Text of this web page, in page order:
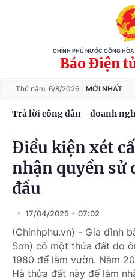
CHÍNH PHỦ NƯỚC CỘNG
Báo Điện
Thứ năm, 6/8/2026 MỚI NHẤT
Trả lời công dân - doanh
Điều kiện xét
nhận quyền sử
đầu
17/04/2025 07:02
(Chinhphu.vn) - Gia đình
Sơn) có một thửa đất do
1980 để làm vườn. Năm
Hà thửa đất này để làm